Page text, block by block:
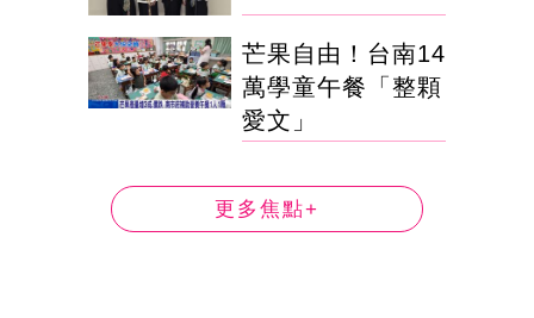
芒果自由！台南14
萬學童午餐「整顆
愛文」
更多焦點+